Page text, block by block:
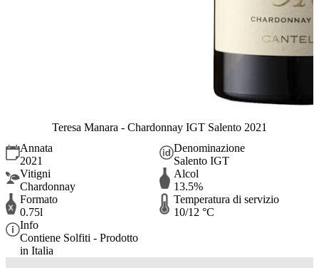
Teresa Manara - Chardonnay IGT Salento 2021
Annata
2021
Denominazione
Salento IGT
Vitigni
Chardonnay
Alcol
13.5%
Formato
0.75l
Temperatura di servizio
10/12 °C
Info
Contiene Solfiti - Prodotto
in Italia